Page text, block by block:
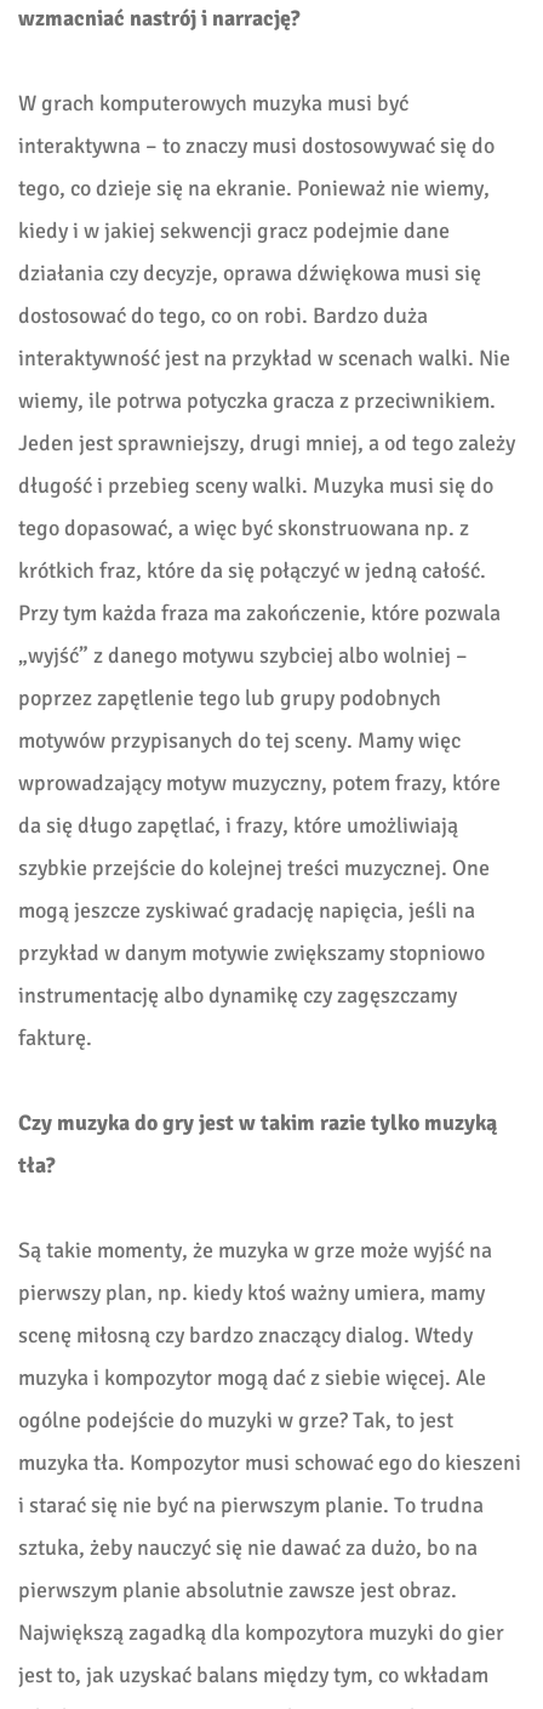
wzmacniać nastrój i narrację?
W grach komputerowych muzyka musi być
interaktywna – to znaczy musi dostosowywać się do
tego, co dzieje się na ekranie. Ponieważ nie wiemy,
kiedy i w jakiej sekwencji gracz podejmie dane
działania czy decyzje, oprawa dźwiękowa musi się
dostosować do tego, co on robi. Bardzo duża
interaktywność jest na przykład w scenach walki. Nie
wiemy, ile potrwa potyczka gracza z przeciwnikiem.
Jeden jest sprawniejszy, drugi mniej, a od tego zależy
długość i przebieg sceny walki. Muzyka musi się do
tego dopasować, a więc być skonstruowana np. z
krótkich fraz, które da się połączyć w jedną całość.
Przy tym każda fraza ma zakończenie, które pozwala
„wyjść” z danego motywu szybciej albo wolniej –
poprzez zapętlenie tego lub grupy podobnych
motywów przypisanych do tej sceny. Mamy więc
wprowadzający motyw muzyczny, potem frazy, które
da się długo zapętlać, i frazy, które umożliwiają
szybkie przejście do kolejnej treści muzycznej. One
mogą jeszcze zyskiwać gradację napięcia, jeśli na
przykład w danym motywie zwiększamy stopniowo
instrumentację albo dynamikę czy zagęszczamy
fakturę.
Czy muzyka do gry jest w takim razie tylko muzyką
tła?
Są takie momenty, że muzyka w grze może wyjść na
pierwszy plan, np. kiedy ktoś ważny umiera, mamy
scenę miłosną czy bardzo znaczący dialog. Wtedy
muzyka i kompozytor mogą dać z siebie więcej. Ale
ogólne podejście do muzyki w grze? Tak, to jest
muzyka tła. Kompozytor musi schować ego do kieszeni
i starać się nie być na pierwszym planie. To trudna
sztuka, żeby nauczyć się nie dawać za dużo, bo na
pierwszym planie absolutnie zawsze jest obraz.
Największą zagadką dla kompozytora muzyki do gier
jest to, jak uzyskać balans między tym, co wkładam